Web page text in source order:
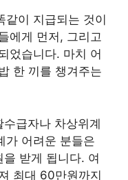
같이 지급되는 것이
에게 먼저, 그리고
었습니다. 마치 어
한 끼를 챙겨주는
급자나 차상위계
가 어려운 분들은
받게 됩니다. 여
최대 60만원까지